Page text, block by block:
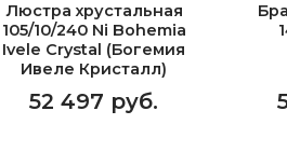
Люстра хрустальная
105/10/240 Ni Bohemia
Ivele Crystal (Богемия
Ивеле Кристалл)
52 497 руб.